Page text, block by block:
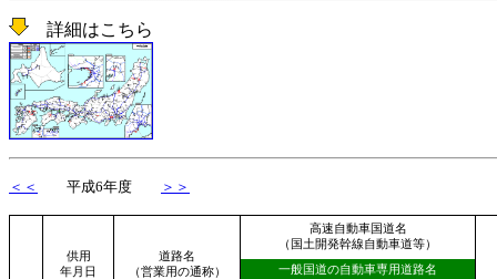
詳細はこちら
＜＜ 平成6年度 ＞＞
供用
年月日
道路名
（営業用の通称）
高速自動車国道名
（国土開発幹線自動車道等）
一般国道の自動車専用道路名